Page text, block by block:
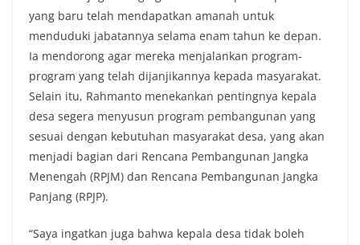
yang baru telah mendapatkan amanah untuk
menduduki jabatannya selama enam tahun ke depan.
Ia mendorong agar mereka menjalankan program-
program yang telah dijanjikannya kepada masyarakat.
Selain itu, Rahmanto menekankan pentingnya kepala
desa segera menyusun program pembangunan yang
sesuai dengan kebutuhan masyarakat desa, yang akan
menjadi bagian dari Rencana Pembangunan Jangka
Menengah (RPJM) dan Rencana Pembangunan Jangka
Panjang (RPJP).
“Saya ingatkan juga bahwa kepala desa tidak boleh